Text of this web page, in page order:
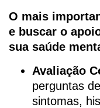
O mais
e buscar o
sua saúde
Avaliação
perguntas
sintomas,